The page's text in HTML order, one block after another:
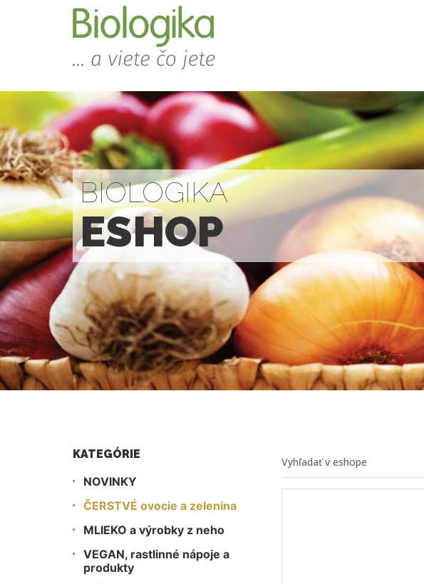
BIOLOGIKA
ESHOP
KATEGÓRIE
NOVINKY
ČERSTVÉ ovocie a zelenina
MLIEKO a výrobky z neho
VEGAN, rastlinné nápoje a
produkty